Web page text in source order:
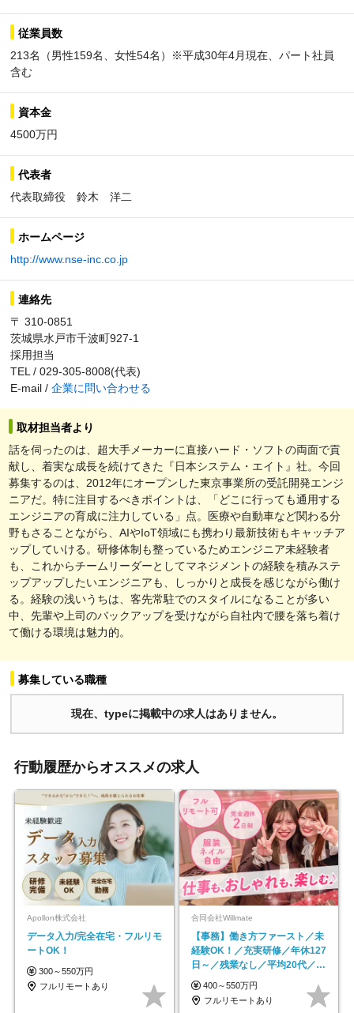
従業員数
213名（男性159名、女性54名）※平成30年4月現在、パート社員
含む
資本金
4500万円
代表者
代表取締役 鈴木 洋二
ホームページ
http://www.nse-inc.co.jp
連絡先
〒 310-0851
茨城県水戸市千波町927-1
採用担当
TEL / 029-305-8008(代表)
E-mail / 企業に問い合わせる
取材担当者より
話を伺ったのは、超大手メーカーに直接ハード・ソフトの両面で貢
献し、着実な成長を続けてきた『日本システム・エイト』社。今回
募集するのは、2012年にオープンした東京事業所の受託開発エンジ
ニアだ。特に注目するべきポイントは、「どこに行っても通用する
エンジニアの育成に注力している」点。医療や自動車など関わる分
野もさることながら、AIやIoT領域にも携わり最新技術もキャッチア
ップしていける。研修体制も整っているためエンジニア未経験者
も、これからチームリーダーとしてマネジメントの経験を積みステ
ップアップしたいエンジニアも、しっかりと成長を感じながら働け
る。経験の浅いうちは、客先常駐でのスタイルになることが多い
中、先輩や上司のバックアップを受けながら自社内で腰を落ち着け
て働ける環境は魅力的。
募集している職種
現在、typeに掲載中の求人はありません。
行動履歴からオススメの求人
Apollon株式会社
データ入力/完全在宅・フルリモ
ートOK！
300～550万円
フルリモートあり
合同会社Willmate
【事務】働き方ファースト／未
経験OK！／充実研修／年休127
日～／残業なし／平均20代／リ
モートOK
400～550万円
フルリモートあり